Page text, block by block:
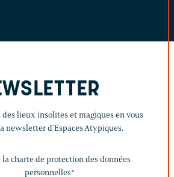
des lieux insolites et magiques en vous
newsletter d’Espaces Atypiques.
la charte de protection des données
personnelles*